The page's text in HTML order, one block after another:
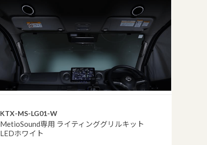
KTX-MS-LG01-W
MetioSound専用 ライティンググリルキット
LEDホワイト